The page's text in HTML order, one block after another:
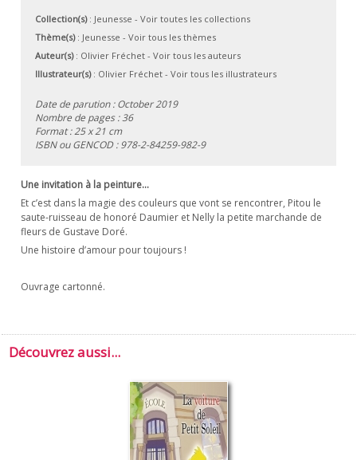
Collection(s): Jeunesse - Voir toutes les collections
Thème(s): Jeunesse - Voir tous les thèmes
Auteur(s): Olivier Fréchet- Voir tous les auteurs
Illustrateur(s): Olivier Fréchet- Voir tous les illustrateurs
Date de parution : October 2019
Nombre de pages : 36
Format : 25 x 21 cm
ISBN ou GENCOD :978-2-84259-982-9
Une invitation à la peinture…
Et c’est dans la magie des couleurs que vont se rencontrer, Pitou le
saute-ruisseau de honoré Daumier et Nelly la petite marchande de
fleurs de Gustave Doré.
Une histoire d’amour pour toujours !
Ouvrage cartonné.
Découvrez aussi...